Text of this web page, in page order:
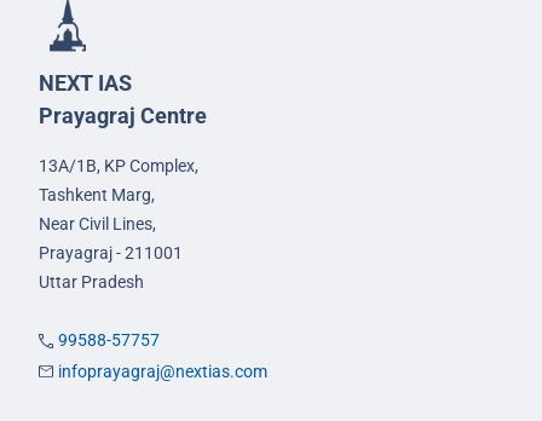
NEXT IAS
Prayagraj Centre
13A/1B, KP Complex,
Tashkent Marg,
Near Civil Lines,
Prayagraj - 211001
Uttar Pradesh
99588-57757
infoprayagraj@nextias.com